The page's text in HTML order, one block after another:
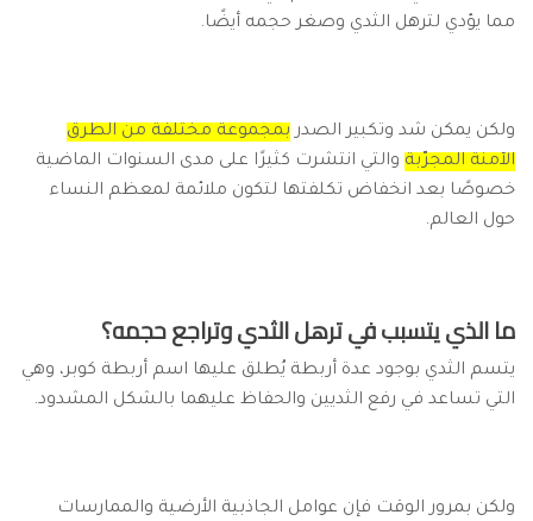
مما يؤدي لترهل الثدي وصغر حجمه أيضًا.
ولكن يمكن شد وتكبير الصدر بمجموعة مختلفة من الطرق
الآمنة المجرّبة والتي انتشرت كثيرًا على مدى السنوات الماضية
خصوصًا بعد انخفاض تكلفتها لتكون ملائمة لمعظم النساء
حول العالم.
ما الذي يتسبب في ترهل الثدي وتراجع حجمه؟
يتسم الثدي بوجود عدة أربطة يُطلق عليها اسم أربطة كوبر، وهي
التي تساعد في رفع الثديين والحفاظ عليهما بالشكل المشدود.
ولكن بمرور الوقت فإن عوامل الجاذبية الأرضية والممارسات